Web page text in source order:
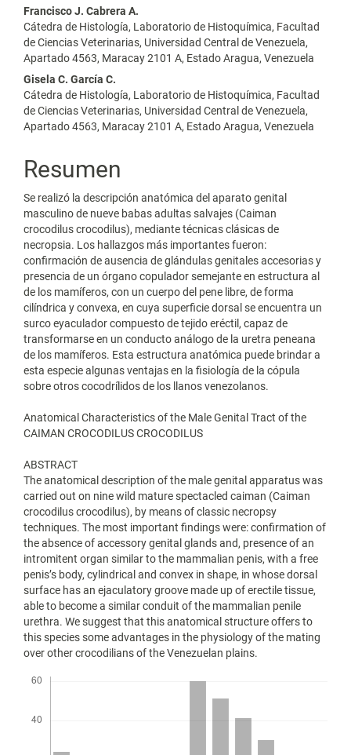
Contenido
principal
del
artículo
Francisco J. Cabrera A.
Cátedra de Histología, Laboratorio de Histoquímica, Facultad
de Ciencias Veterinarias, Universidad Central de Venezuela,
Apartado 4563, Maracay 2101 A, Estado Aragua, Venezuela
Gisela C. García C.
Cátedra de Histología, Laboratorio de Histoquímica, Facultad
de Ciencias Veterinarias, Universidad Central de Venezuela,
Apartado 4563, Maracay 2101 A, Estado Aragua, Venezuela
Resumen
Se realizó la descripción anatómica del aparato genital
masculino de nueve babas adultas salvajes (Caiman
crocodilus crocodilus), mediante técnicas clásicas de
necropsia. Los hallazgos más importantes fueron:
confirmación de ausencia de glándulas genitales accesorias y
presencia de un órgano copulador semejante en estructura al
de los mamíferos, con un cuerpo del pene libre, de forma
cilíndrica y convexa, en cuya superficie dorsal se encuentra un
surco eyaculador compuesto de tejido eréctil, capaz de
transformarse en un conducto análogo de la uretra peneana
de los mamíferos. Esta estructura anatómica puede brindar a
esta especie algunas ventajas en la fisiología de la cópula
sobre otros cocodrílidos de los llanos venezolanos.
Anatomical Characteristics of the Male Genital Tract of the
CAIMAN CROCODILUS CROCODILUS
ABSTRACT
The anatomical description of the male genital apparatus was
carried out on nine wild mature spectacled caiman (Caiman
crocodilus crocodilus), by means of classic necropsy
techniques. The most important findings were: confirmation of
the absence of accessory genital glands and, presence of an
intromitent organ similar to the mammalian penis, with a free
penis’s body, cylindrical and convex in shape, in whose dorsal
surface has an ejaculatory groove made up of erectile tissue,
able to become a similar conduit of the mammalian penile
urethra. We suggest that this anatomical structure offers to
this species some advantages in the physiology of the mating
over other crocodilians of the Venezuelan plains.